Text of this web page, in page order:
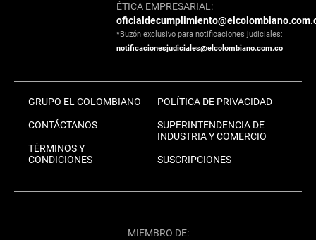
ÉTICA EMPRESARIAL:
*Buzón exclusivo para notificaciones judiciales:
notificacionesjudiciales@elcolombiano.com.co
GRUPO EL COLOMBIANO
CONTÁCTANOS
TÉRMINOS Y
CONDICIONES
POLÍTICA DE PRIVACIDAD
SUPERINTENDENCIA DE
INDUSTRIA Y COMERCIO
SUSCRIPCIONES
MIEMBRO DE: